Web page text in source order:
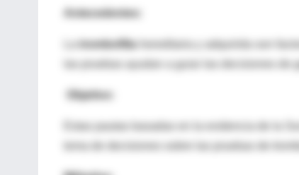
Antecedentes:
trombofilia
hereditaria y adquirida son
las pruebas ayudan a guiar las decisiones de
Objetivo:
Estas pautas basadas en la evidencia de la